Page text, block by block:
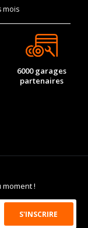
mois
6000 garages
partenaires
!